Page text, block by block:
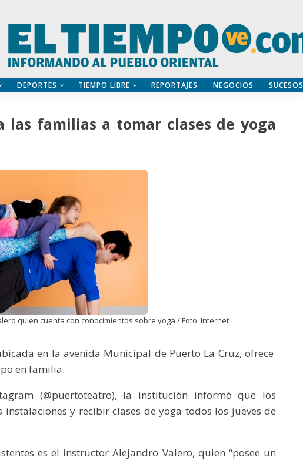
DEPORTES TIEMPO LIBRE REPORTAJES NEGOCIOS SUCESOS
familias a tomar clases de yoga
quien cuenta con conocimientos sobre yoga / Foto: Internet
en la avenida Municipal de Puerto La Cruz, ofrece
en familia.
(@puertoteatro), la institución informó que los
y recibir clases de yoga todos los jueves de
es el instructor Alejandro Valero, quien “posee un